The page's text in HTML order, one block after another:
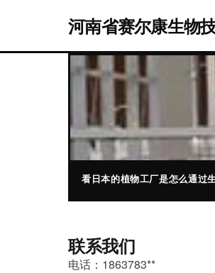
河南省赛尔康生物
看日本的植物工厂是怎么通过
联系我们
电话：1863783**